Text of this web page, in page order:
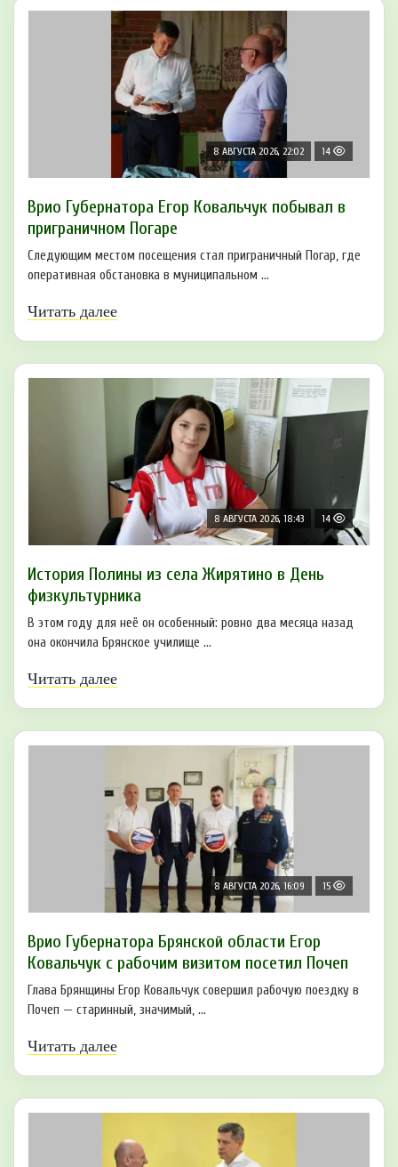
8 АВГУСТА 2026, 22:02 14
Врио Губернатора Егор Ковальчук побывал в
приграничном Погаре
Следующим местом посещения стал приграничный Погар, где
оперативная обстановка в муниципальном ...
Читать далее
8 АВГУСТА 2026, 18:43 14
История Полины из села Жирятино в День
физкультурника
В этом году для неё он особенный: ровно два месяца назад
она окончила Брянское училище ...
Читать далее
8 АВГУСТА 2026, 16:09 15
Врио Губернатора Брянской области Егор
Ковальчук с рабочим визитом посетил Почеп
Глава Брянщины Егор Ковальчук совершил рабочую поездку в
Почеп — старинный, значимый, ...
Читать далее